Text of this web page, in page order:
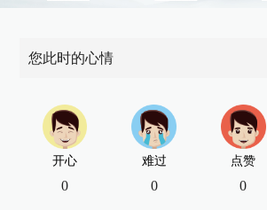
您此时的心情
开心
0
难过
0
点赞
0